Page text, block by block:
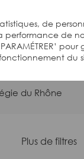
du Rhône
Plus de filtres
de
performance de
du